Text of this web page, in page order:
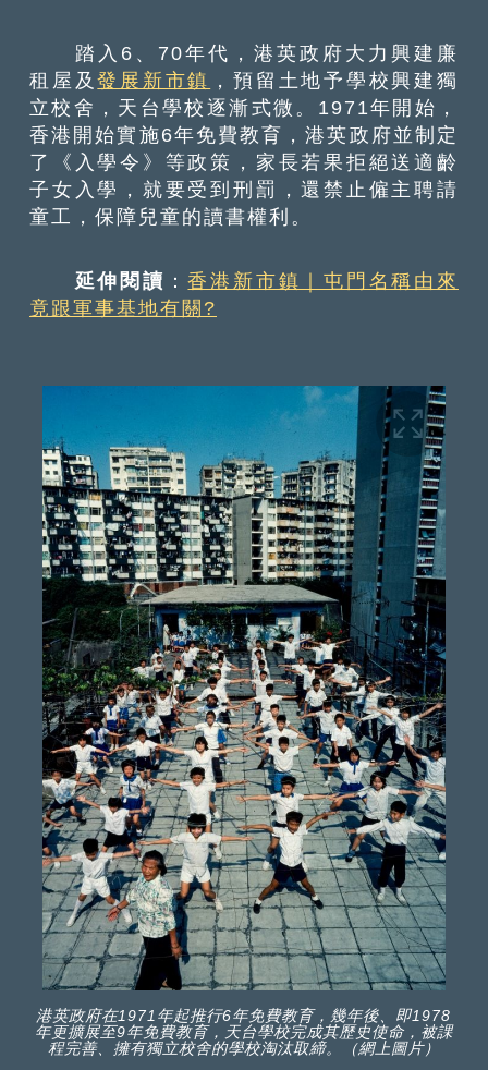
踏入6、70年代，港英政府大力興建廉
租屋及發展新市鎮 ，預留土地予學校興建獨
立校舍，天台學校逐漸式微。1971年開始，
香港開始實施6年免費教育，港英政府並制定
了《入學令》等政策，家長若果拒絕送適齡
子女入學，就要受到刑罰，還禁止僱主聘請
童工，保障兒童的讀書權利。
延伸閱讀 ：香港新市鎮｜屯門名稱由來
竟跟軍事基地有關?
港英政府在1971年起推行6年免費教育，幾年後、即1978
年更擴展至9年免費教育，天台學校完成其歷史使命，被課
程完善、擁有獨立校舍的學校淘汰取締。（網上圖片）